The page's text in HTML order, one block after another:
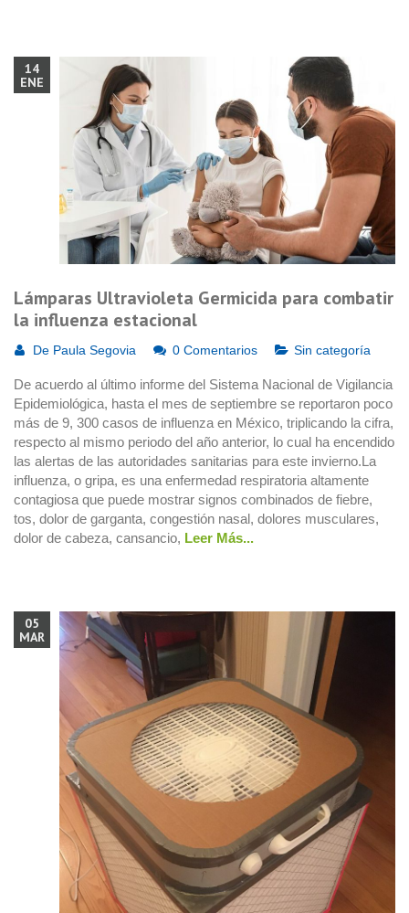
14
ENE
Lámparas Ultravioleta Germicida para combatir
la influenza estacional
De Paula Segovia 0 Comentarios Sin categoría
De acuerdo al último informe del Sistema Nacional de Vigilancia
Epidemiológica, hasta el mes de septiembre se reportaron poco
más de 9, 300 casos de influenza en México, triplicando la cifra,
respecto al mismo periodo del año anterior, lo cual ha encendido
las alertas de las autoridades sanitarias para este invierno.La
influenza, o gripa, es una enfermedad respiratoria altamente
contagiosa que puede mostrar signos combinados de fiebre,
tos, dolor de garganta, congestión nasal, dolores musculares,
dolor de cabeza, cansancio, Leer Más...
05
MAR